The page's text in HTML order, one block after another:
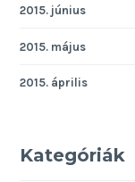
2015. június
2015. május
2015. április
Kategóriák